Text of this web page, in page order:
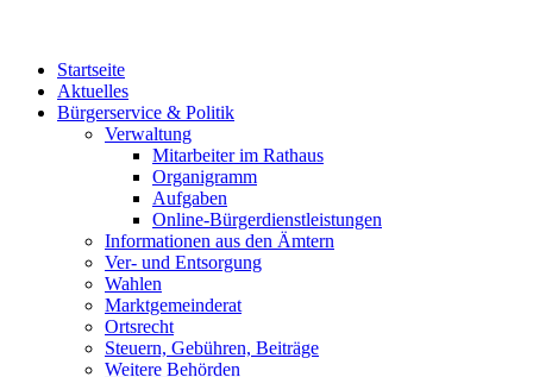
Startseite
Aktuelles
Bürgerservice & Politik
Verwaltung
Mitarbeiter im Rathaus
Organigramm
Aufgaben
Online-Bürgerdienstleistungen
Informationen aus den Ämtern
Ver- und Entsorgung
Wahlen
Marktgemeinderat
Ortsrecht
Steuern, Gebühren, Beiträge
Weitere Behörden